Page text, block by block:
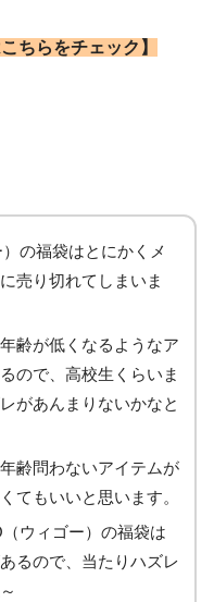
ちらをチェック】
の福袋はとにかくメ
売り切れてしまいま
齢が低くなるようなア
ので、高校生くらいま
があんまりないかなと
齢問わないアイテムが
てもいいと思います。
ウィゴー）の福袋は
るので、当たりハズレ